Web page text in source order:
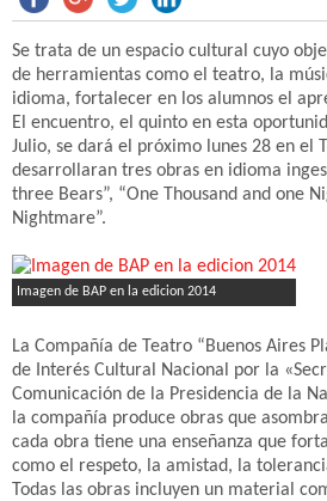
Se trata de un espacio cultural cuyo
de herramientas como el teatro, la
idioma, fortalecer en los alumnos el
El encuentro, el quinto en esta
Julio, se dará el próximo lunes 28 en el
desarrollaran tres obras en idioma
three Bears”, “One Thousand and one
Nightmare”.
Imagen de BAP en la edicion 2014
La Compañía de Teatro “Buenos Aires
de Interés Cultural Nacional por la
Comunicación de la Presidencia de la
la compañía produce obras que
cada obra tiene una enseñanza que
como el respeto, la amistad, la
Todas las obras incluyen un material